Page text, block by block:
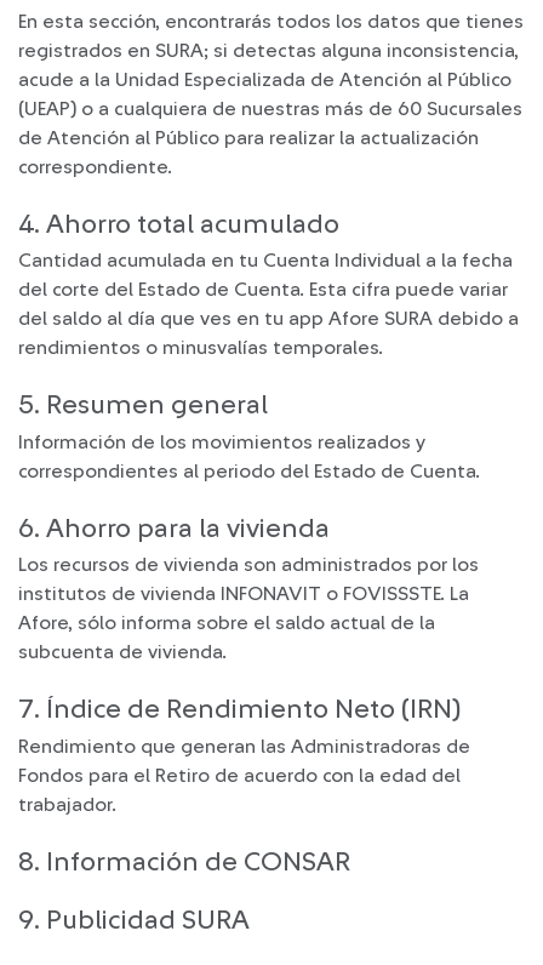
En esta sección, encontrarás todos los datos que tienes
registrados en SURA; si detectas alguna inconsistencia,
acude a la Unidad Especializada de Atención al Público
(UEAP) o a cualquiera de nuestras más de 60 Sucursales
de Atención al Público para realizar la actualización
correspondiente.
4. Ahorro total acumulado
Cantidad acumulada en tu Cuenta Individual a la fecha
del corte del Estado de Cuenta. Esta cifra puede variar
del saldo al día que ves en tu app Afore SURA debido a
rendimientos o minusvalías temporales.
5. Resumen general
Información de los movimientos realizados y
correspondientes al periodo del Estado de Cuenta.
6. Ahorro para la vivienda
Los recursos de vivienda son administrados por los
institutos de vivienda INFONAVIT o FOVISSSTE. La
Afore, sólo informa sobre el saldo actual de la
subcuenta de vivienda.
7. Índice de Rendimiento Neto (IRN)
Rendimiento que generan las Administradoras de
Fondos para el Retiro de acuerdo con la edad del
trabajador.
8. Información de CONSAR
9. Publicidad SURA